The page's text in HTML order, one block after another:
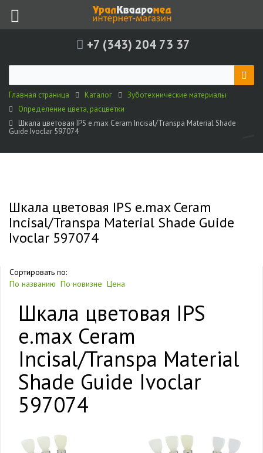
+7 (343) 204 73 37
Главная страница Каталог
Зуботехнические материалы
Определение цвета, расцветки
Шкала цветовая IPS e.max Ceram Incisal/Transpa Material Shade
Guide Ivoclar 597074
Шкала цветовая IPS e.max Ceram
Incisal/Transpa Material Shade Guide
Ivoclar 597074
Сортировать по:
По названию По новизне Цена
Шкала цветовая IPS
e.max Ceram
Incisal/Transpa Material
Shade Guide Ivoclar
597074